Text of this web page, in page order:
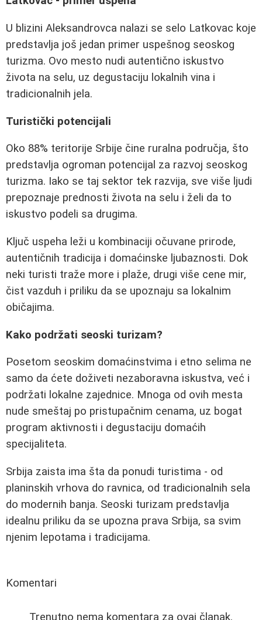
U blizini Aleksandrovca nalazi se selo Latkovac koje
predstavlja još jedan primer uspešnog seoskog
turizma. Ovo mesto nudi autentično iskustvo
života na selu, uz degustaciju lokalnih vina i
tradicionalnih jela.
Turistički potencijali
Oko 88% teritorije Srbije čine ruralna područja, što
predstavlja ogroman potencijal za razvoj seoskog
turizma. Iako se taj sektor tek razvija, sve više ljudi
prepoznaje prednosti života na selu i želi da to
iskustvo podeli sa drugima.
Ključ uspeha leži u kombinaciji očuvane prirode,
autentičnih tradicija i domaćinske ljubaznosti. Dok
neki turisti traže more i plaže, drugi više cene mir,
čist vazduh i priliku da se upoznaju sa lokalnim
običajima.
Kako podržati seoski turizam?
Posetom seoskim domaćinstvima i etno selima ne
samo da ćete doživeti nezaboravna iskustva, već i
podržati lokalne zajednice. Mnoga od ovih mesta
nude smeštaj po pristupačnim cenama, uz bogat
program aktivnosti i degustaciju domaćih
specijaliteta.
Srbija zaista ima šta da ponudi turistima - od
planinskih vrhova do ravnica, od tradicionalnih sela
do modernih banja. Seoski turizam predstavlja
idealnu priliku da se upozna prava Srbija, sa svim
njenim lepotama i tradicijama.
Komentari
Trenutno nema komentara za ovaj članak.